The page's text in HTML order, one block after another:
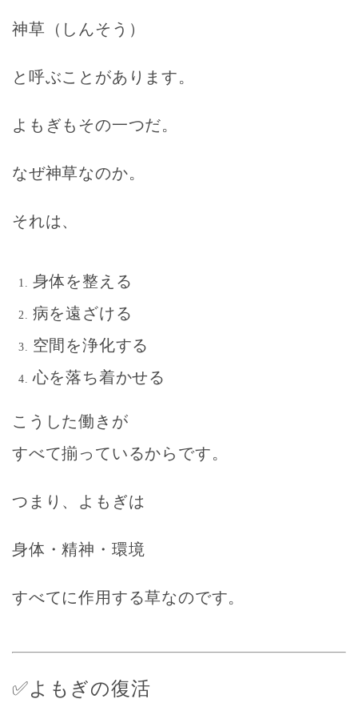
神草（しんそう）
と呼ぶことがあります。
よもぎもその一つだ。
なぜ神草なのか。
それは、
身体を整える
病を遠ざける
空間を浄化する
心を落ち着かせる
こうした働きが
すべて揃っているからです。
つまり、よもぎは
身体・精神・環境
すべてに作用する草なのです。
✅よもぎの復活